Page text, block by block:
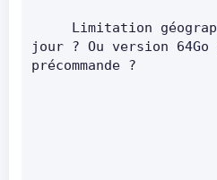
jour ? Ou version
précommande ?